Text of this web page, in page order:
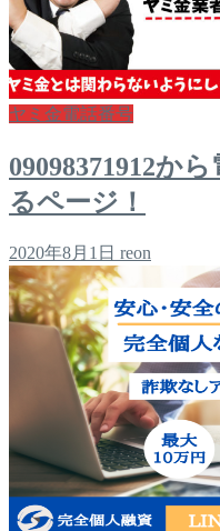
ヤミ金電話番号
09098371912か
るページ！
2020年8月1日 reon